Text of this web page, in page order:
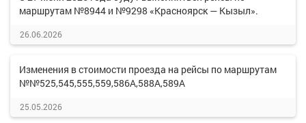
маршрутам №8944 и №9298 «Красноярск — Кызыл».
26.06.2026
Изменения в стоимости проезда на рейсы по маршрутам
№№525,545,555,559,586А,588А,589А
25.05.2026